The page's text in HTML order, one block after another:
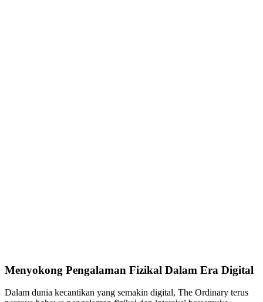
Menyokong Pengalaman Fizikal Dalam Era Digital
Dalam dunia kecantikan yang semakin digital, The Ordinary terus